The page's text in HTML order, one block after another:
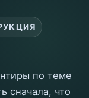
по теме
сначала, что